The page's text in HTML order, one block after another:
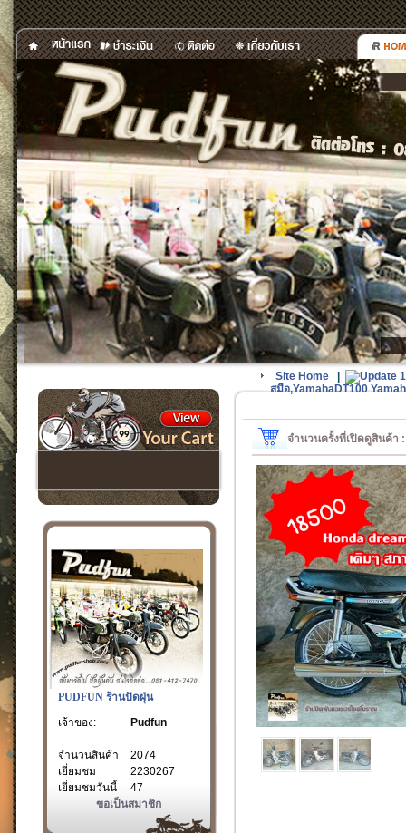
PUDFUN ร้านปัดฝุ่น
เจ้าของ:
Pudfun
จำนวนสินค้า
2074
เยี่ยมชม
2230267
เยี่ยมชมวันนี้
47
ขอเป็นสมาชิก
Site Home|
Update
สมือ,YamahaDT100
จำนวนครั้งที่เปิดดูสินค้า